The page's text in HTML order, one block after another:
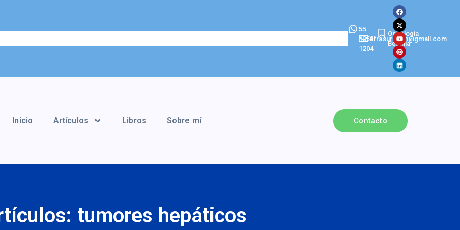
55
1058
1204
efrasurgeon@gmail.com
Oncología
Betania
Inicio Artículos Libros Sobre mí Contacto
tumores hepáticos